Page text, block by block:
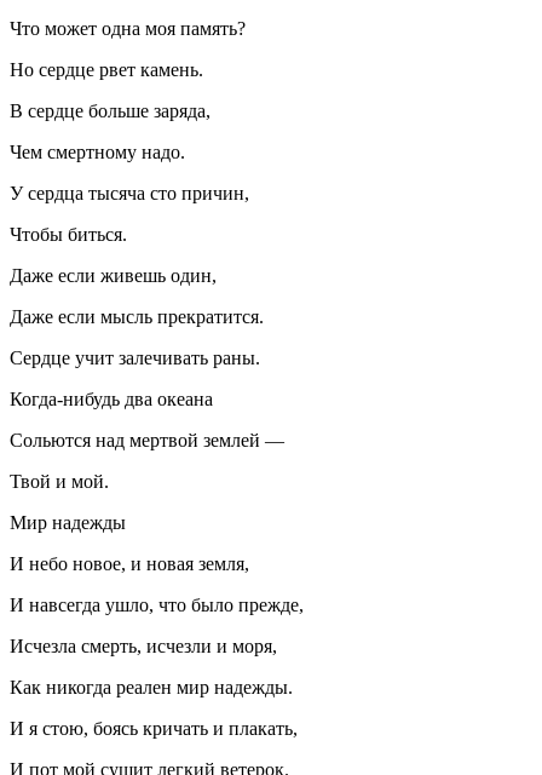
Что может одна моя память?
Но сердце рвет камень.
В сердце больше заряда,
Чем смертному надо.
У сердца тысяча сто причин,
Чтобы биться.
Даже если живешь один,
Даже если мысль прекратится.
Сердце учит залечивать раны.
Когда-нибудь два океана
Сольются над мертвой землей —
Твой и мой.
Мир надежды
И небо новое, и новая земля,
И навсегда ушло, что было прежде,
Исчезла смерть, исчезли и моря,
Как никогда реален мир надежды.
И я стою, боясь кричать и плакать,
И пот мой сушит легкий ветерок.